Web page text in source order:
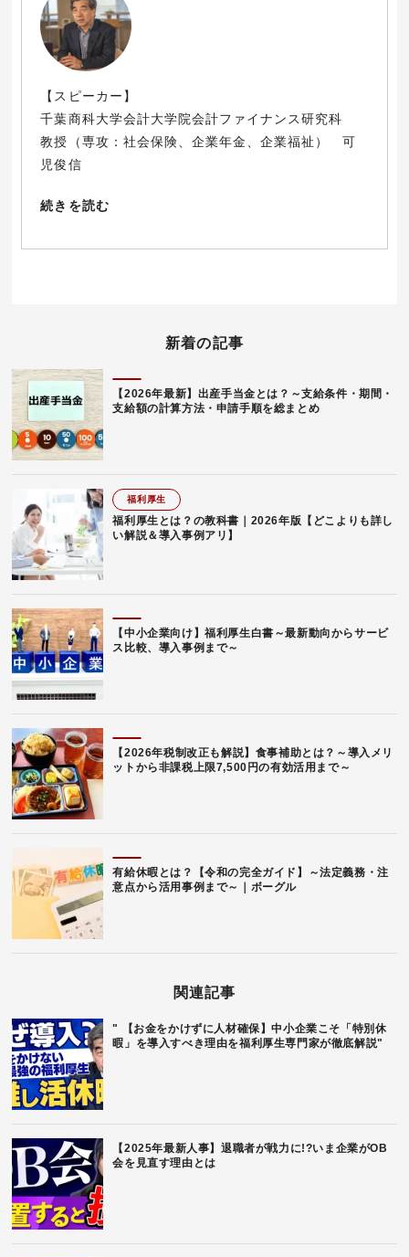
【スピーカー】
千葉商科大学会計大学院会計ファイナンス研究科
教授（専攻：社会保険、企業年金、企業福祉） 可
児俊信
続きを読む
新着の記事
【2026年最新】出産手当金とは？～支給条件・期間・
支給額の計算方法・申請手順を総まとめ
福利厚生
福利厚生とは？の教科書｜2026年版【どこよりも詳し
い解説＆導入事例アリ】
【中小企業向け】福利厚生白書～最新動向からサービ
ス比較、導入事例まで～
【2026年税制改正も解説】食事補助とは？～導入メリ
ットから非課税上限7,500円の有効活用まで～
有給休暇とは？【令和の完全ガイド】～法定義務・注
意点から活用事例まで～｜ボーグル
関連記事
" 【お金をかけずに人材確保】中小企業こそ「特別休
暇」を導入すべき理由を福利厚生専門家が徹底解説"
【2025年最新人事】退職者が戦力に!?いま企業がOB
会を見直す理由とは